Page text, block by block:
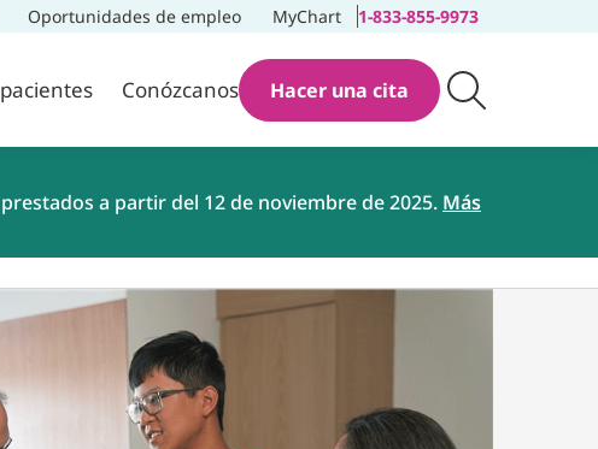
Oportunidades de empleo MyChart 1-833-855-9973
Conózcanos Hacer una cita
a partir del 12 de noviembre de 2025. Más